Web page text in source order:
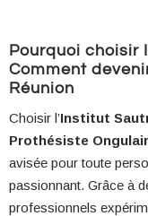
Pourquoi choisir
Comment
Réunion
Choisir l’Institut
Prothésiste
avisée pour toute
passionnant. Grâce à
professionnels